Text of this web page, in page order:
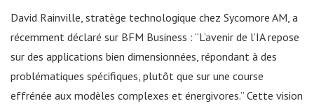
David Rainville, stratège technologique chez Sycomore AM, a
récemment déclaré sur BFM Business : “L’avenir de l’IA repose
sur des applications bien dimensionnées, répondant à des
problématiques spécifiques, plutôt que sur une course
effrénée aux modèles complexes et énergivores.” Cette vision